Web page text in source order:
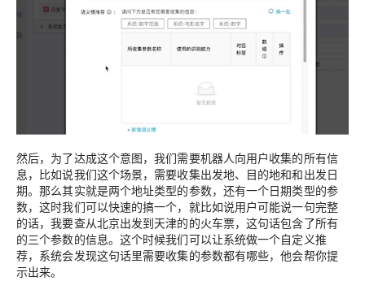
然后，为了达成这个意图，我们需要机器人向用户收集的所有信
息，比如说我们这个场景，需要收集出发地、目的地和和出发日
期。那么其实就是两个地址类型的参数，还有一个日期类型的参
数，这时我们可以快速的搞一个，就比如说用户可能说一句完整
的话，我要查从北京出发到天津的的火车票，这句话包含了所有
的三个参数的信息。这个时候我们可以让系统做一个自定义推
荐，系统会发现这句话里需要收集的参数都有哪些，他会帮你提
示出来。